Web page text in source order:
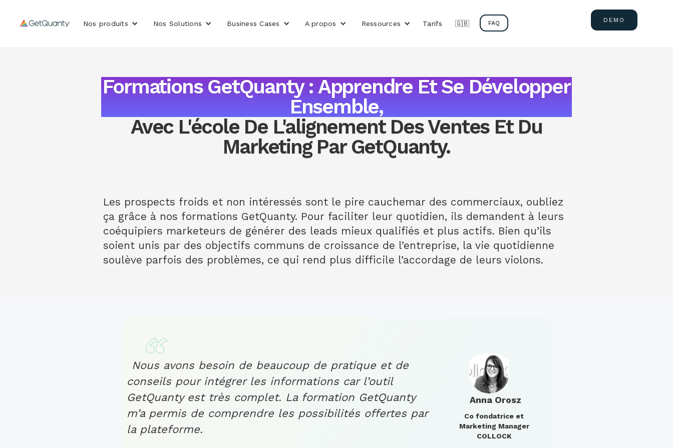
Nos produits Nos Solutions Business Cases A propos Ressources Tarifs 🇬🇧 FAQ DEMO
Formations GetQuanty : Apprendre Et Se Développer
Ensemble,
Avec L'école De L'alignement Des Ventes Et Du
Marketing Par GetQuanty.
Les prospects froids et non intéressés sont le pire cauchemar des commerciaux, oubliez
ça grâce à nos formations GetQuanty. Pour faciliter leur quotidien, ils demandent à leurs
coéquipiers marketeurs de générer des leads mieux qualifiés et plus actifs. Bien qu’ils
soient unis par des objectifs communs de croissance de l’entreprise, la vie quotidienne
soulève parfois des problèmes, ce qui rend plus difficile l’accordage de leurs violons.
Nous avons besoin de beaucoup de pratique et de
conseils pour intégrer les informations car l’outil
GetQuanty est très complet. La formation GetQuanty
m’a permis de comprendre les possibilités offertes par
la plateforme.
Anna Orosz
Co fondatrice et
Marketing Manager
COLLOCK